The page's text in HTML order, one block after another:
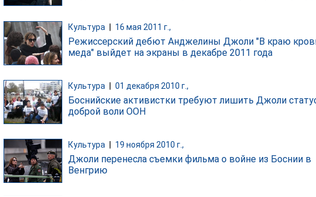
Культура | 16 мая 2011 г.,
Режиссерский дебют Анджелины Джоли "В краю
меда" выйдет на экраны в декабре 2011 года
Культура 01 декабря 2010 г.,
Боснийские активистки требуют лишить Джоли
доброй воли ООН
Культура 19 ноября 2010 г.,
Джоли перенесла съемки фильма о войне из Боснии в
Венгрию